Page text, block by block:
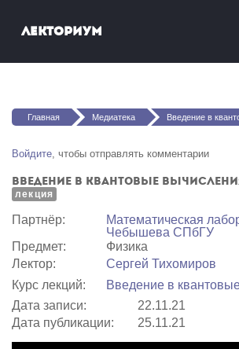
Лекториум
Вы здесь
Главная Медиатека Введение в квантовые
Войдите, чтобы отправлять комментарии
Введение в квантовые
лекция
Партнёр:
Математичеcкая
Чебышева СПбГУ
Предмет:
Физика
Лектор:
Сергей Тихомиров
Курс лекций:
Введение в
Дата записи:
22.11.21
Дата публикации:
25.11.21